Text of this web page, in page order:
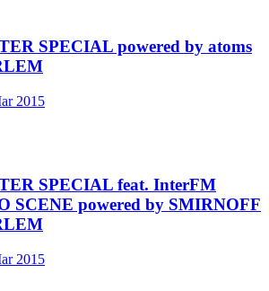
SPECIAL powered by atoms
2015
SPECIAL feat. InterFM
SCENE powered by SMIRNOFF
2015